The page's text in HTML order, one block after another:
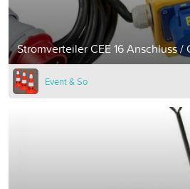
Stromverteiler CEE 16 Anschluss /
Event & So